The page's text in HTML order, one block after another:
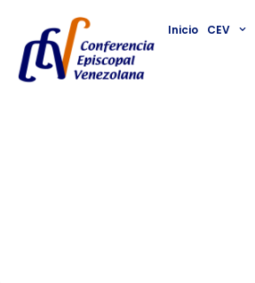
Inicio CEV